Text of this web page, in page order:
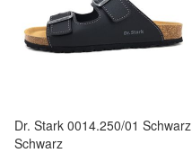
Dr. Stark 0014.250/01 Schwarz
Schwarz